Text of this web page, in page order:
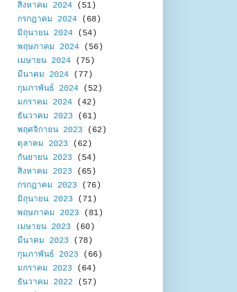
สิงหาคม 2024 (51)
กรกฎาคม 2024 (68)
มิถุนายน 2024 (54)
พฤษภาคม 2024 (56)
เมษายน 2024 (75)
มีนาคม 2024 (77)
กุมภาพันธ์ 2024 (52)
มกราคม 2024 (42)
ธันวาคม 2023 (61)
พฤศจิกายน 2023 (62)
ตุลาคม 2023 (62)
กันยายน 2023 (54)
สิงหาคม 2023 (65)
กรกฎาคม 2023 (76)
มิถุนายน 2023 (71)
พฤษภาคม 2023 (81)
เมษายน 2023 (60)
มีนาคม 2023 (78)
กุมภาพันธ์ 2023 (66)
มกราคม 2023 (64)
ธันวาคม 2022 (57)